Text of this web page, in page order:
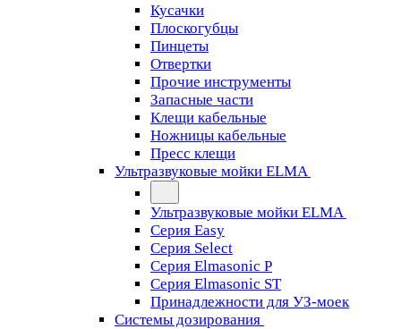
Кусачки
Плоскогубцы
Пинцеты
Отвертки
Прочие инструменты
Запасные части
Клещи кабельные
Ножницы кабельные
Пресс клещи
Ультразвуковые мойки ELMA
Ультразвуковые мойки ELMA
Серия Easy
Серия Select
Серия Elmasonic P
Серия Elmasonic ST
Принадлежности для УЗ-моек
Системы дозирования